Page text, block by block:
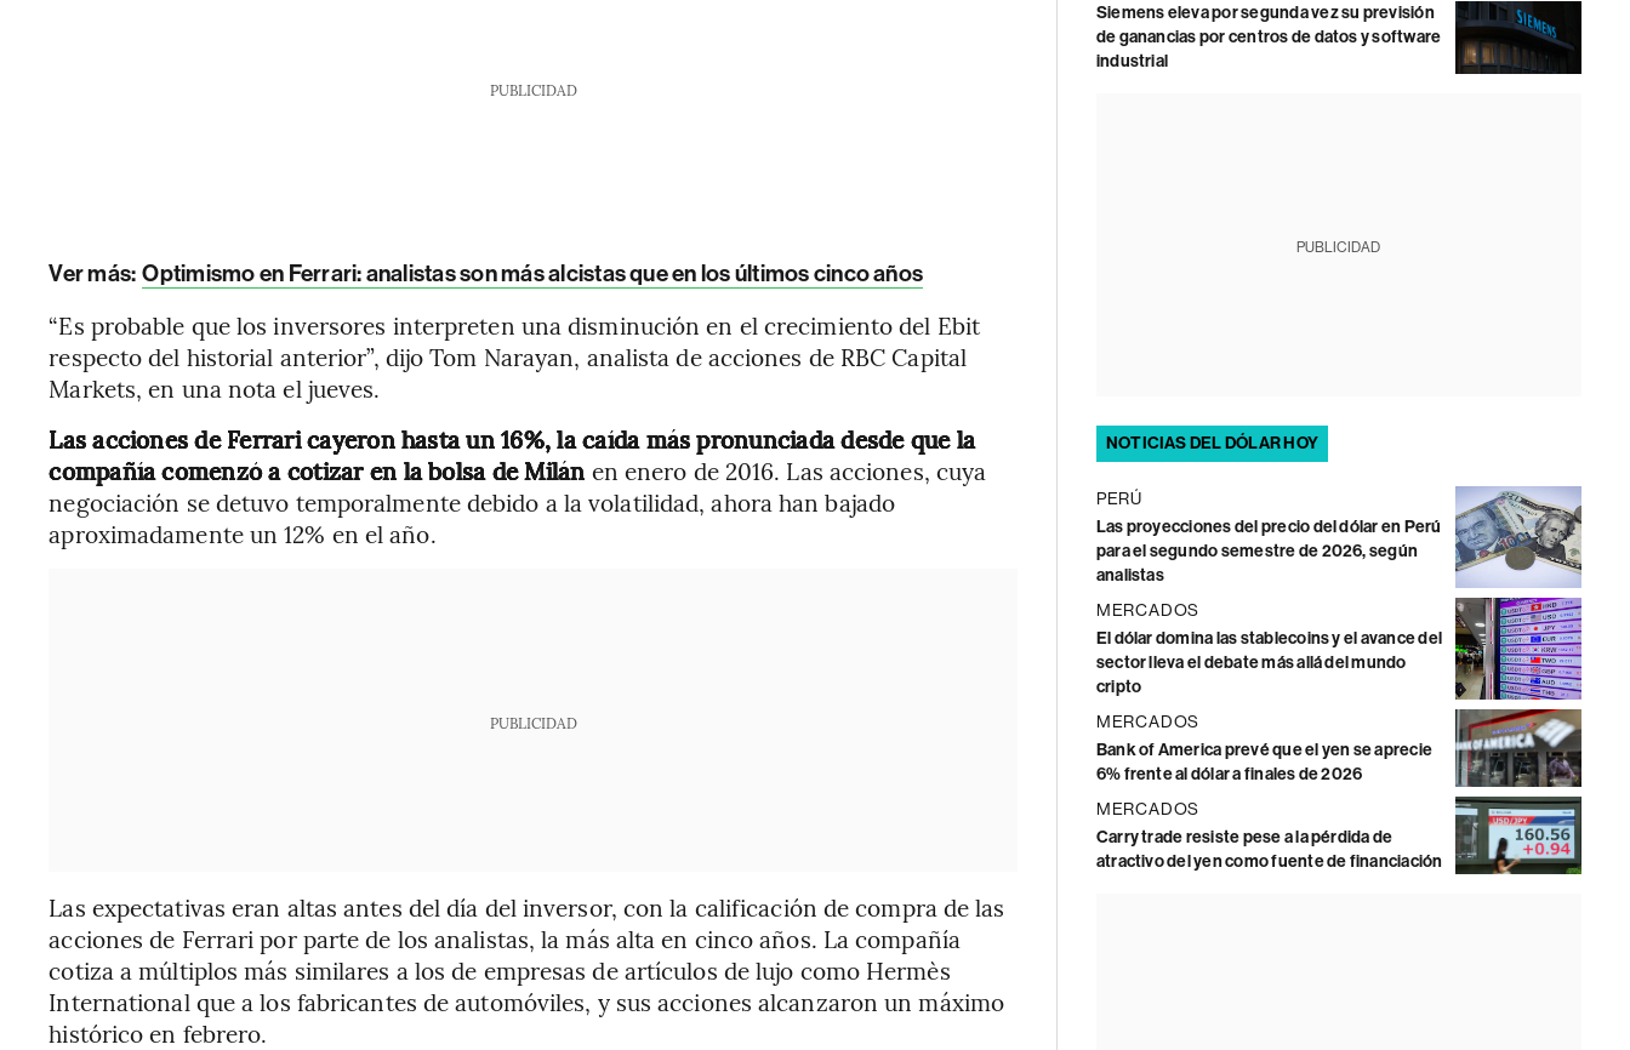
PUBLICIDAD
Ver más: Optimismo en Ferrari: analistas son más alcistas que en los últimos cinco años
“Es probable que los inversores interpreten una disminución en el crecimiento del Ebit
respecto del historial anterior”, dijo Tom Narayan, analista de acciones de RBC Capital
Markets, en una nota el jueves.
Las acciones de Ferrari cayeron hasta un 16%, la caída más pronunciada desde que la
compañía comenzó a cotizar en la bolsa de Milán en enero de 2016. Las acciones, cuya
negociación se detuvo temporalmente debido a la volatilidad, ahora han bajado
aproximadamente un 12% en el año.
PUBLICIDAD
Las expectativas eran altas antes del día del inversor, con la calificación de compra de las
acciones de Ferrari por parte de los analistas, la más alta en cinco años. La compañía
cotiza a múltiplos más similares a los de empresas de artículos de lujo como Hermès
International que a los fabricantes de automóviles, y sus acciones alcanzaron un máximo
histórico en febrero.
Siemens eleva por segunda vez su previsión
de ganancias por centros de datos y software
industrial
PUBLICIDAD
NOTICIAS DEL DÓLAR HOY
PERÚ
Las proyecciones del precio del dólar en Perú
para el segundo semestre de 2026, según
analistas
MERCADOS
El dólar domina las stablecoins y el avance del
sector lleva el debate más allá del mundo
cripto
MERCADOS
Bank of America prevé que el yen se aprecie
6% frente al dólar a finales de 2026
MERCADOS
Carry trade resiste pese a la pérdida de
atractivo del yen como fuente de financiación